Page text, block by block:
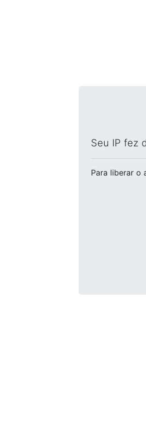
Seu IP fez
Para liberar o